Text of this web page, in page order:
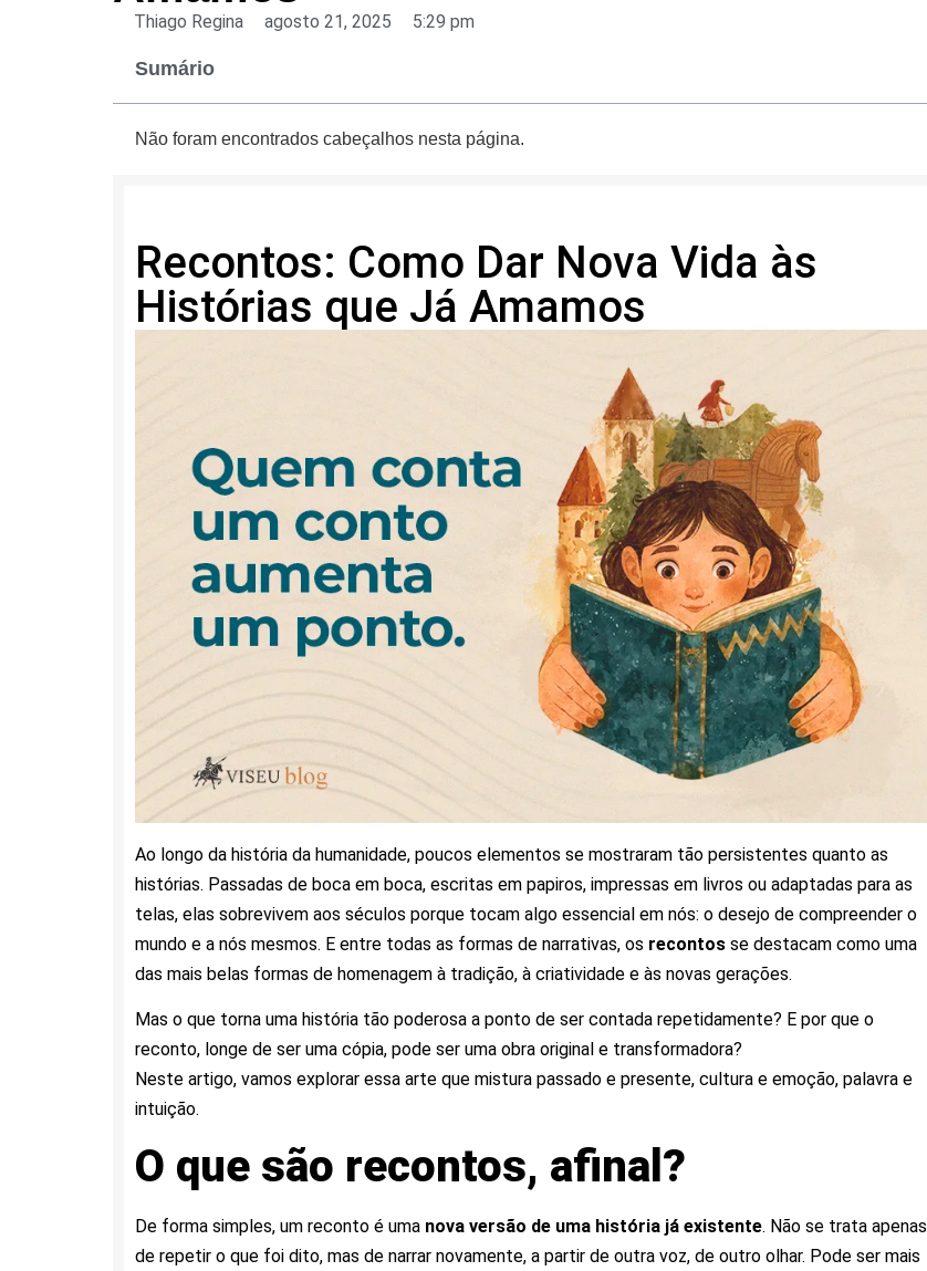
Thiago Regina agosto 21, 2025 5:29 pm
Sumário
Não foram encontrados cabeçalhos nesta página.
Recontos: Como Dar Nova Vida às
Histórias que Já Amamos
Ao longo da história da humanidade, poucos elementos se mostraram tão persistentes quanto as
histórias. Passadas de boca em boca, escritas em papiros, impressas em livros ou adaptadas para as
telas, elas sobrevivem aos séculos porque tocam algo essencial em nós: o desejo de compreender o
mundo e a nós mesmos. E entre todas as formas de narrativas, os recontos se destacam como uma
das mais belas formas de homenagem à tradição, à criatividade e às novas gerações.
Mas o que torna uma história tão poderosa a ponto de ser contada repetidamente? E por que o
reconto, longe de ser uma cópia, pode ser uma obra original e transformadora?
Neste artigo, vamos explorar essa arte que mistura passado e presente, cultura e emoção, palavra e
intuição.
O que são recontos, afinal?
De forma simples, um reconto é uma nova versão de uma história já existente. Não se trata apenas
de repetir o que foi dito, mas de narrar novamente, a partir de outra voz, de outro olhar. Pode ser mais